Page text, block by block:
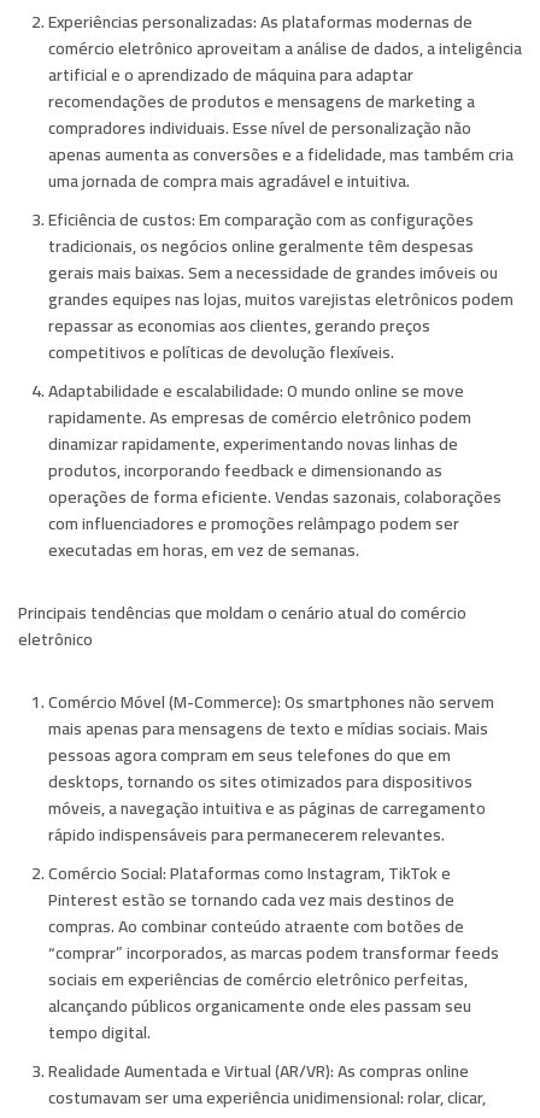
Experiências personalizadas:As plataformas modernas de
comércio eletrônico aproveitam a análise de dados, a inteligência
artificial e o aprendizado de máquina para adaptar
recomendações de produtos e mensagens de marketing a
compradores individuais. Esse nível de personalização não
apenas aumenta as conversões e a fidelidade, mas também cria
uma jornada de compra mais agradável e intuitiva.
Eficiência de custos:Em comparação com as configurações
tradicionais, os negócios online geralmente têm despesas
gerais mais baixas. Sem a necessidade de grandes imóveis ou
grandes equipes nas lojas, muitos varejistas eletrônicos podem
repassar as economias aos clientes, gerando preços
competitivos e políticas de devolução flexíveis.
Adaptabilidade e escalabilidade:O mundo online se move
rapidamente. As empresas de comércio eletrônico podem
dinamizar rapidamente, experimentando novas linhas de
produtos, incorporando feedback e dimensionando as
operações de forma eficiente. Vendas sazonais, colaborações
com influenciadores e promoções relâmpago podem ser
executadas em horas, em vez de semanas.
Principais tendências que moldam o cenário atual do comércio
eletrônico
Comércio Móvel (M-Commerce):Os smartphones não servem
mais apenas para mensagens de texto e mídias sociais. Mais
pessoas agora compram em seus telefones do que em
desktops, tornando os sites otimizados para dispositivos
móveis, a navegação intuitiva e as páginas de carregamento
rápido indispensáveis ​​para permanecerem relevantes.
Comércio Social:Plataformas como Instagram, TikTok e
Pinterest estão se tornando cada vez mais destinos de
compras. Ao combinar conteúdo atraente com botões de
“comprar” incorporados, as marcas podem transformar feeds
sociais em experiências de comércio eletrônico perfeitas,
alcançando públicos organicamente onde eles passam seu
tempo digital.
Realidade Aumentada e Virtual (AR/VR):As compras online
costumavam ser uma experiência unidimensional: rolar, clicar,